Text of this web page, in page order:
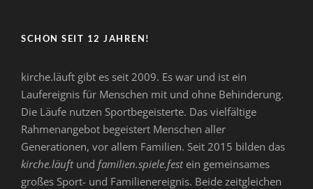
SCHON SEIT 12 JAHREN!
kirche.läuft gibt es seit 2009. Es war und ist ein
Laufereignis für Menschen mit und ohne Behinderung.
Die Läufe nutzen Sportbegeisterte. Das vielfältige
Rahmenangebot begeistert Menschen aller
Generationen, vor allem Familien. Seit 2015 bilden das
kirche.läuft und familien.spiele.fest ein gemeinsames
großes Sport- und Familienereignis. Beide zeitgleichen